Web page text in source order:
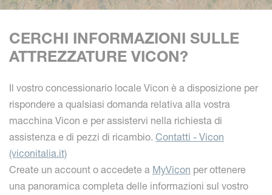
CERCHI INFORMAZIONI SULLE
ATTREZZATURE VICON?
Il vostro concessionario locale Vicon è a disposizione per
rispondere a qualsiasi domanda relativa alla vostra
macchina Vicon e per assistervi nella richiesta di
assistenza e di pezzi di ricambio. Contatti - Vicon
(viconitalia.it)
Create un account o accedete a MyVicon per ottenere
una panoramica completa delle informazioni sul vostro